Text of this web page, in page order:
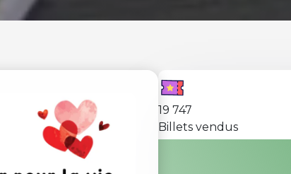
19 747
Billets vendus